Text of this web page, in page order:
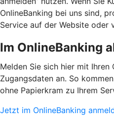
OnlineBanking bei uns sind,
Service auf der Website oder
Im OnlineBanking
Melden Sie sich hier mit Ihren
Zugangsdaten an. So
ohne Papierkram zu Ihrem
Jetzt im OnlineBanking